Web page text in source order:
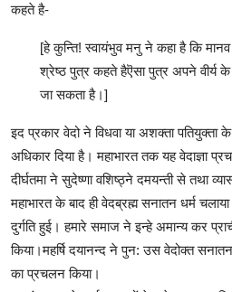
कहते है-
[हे कुन्ति! स्वायंभुव मनु ने कहा है कि
श्रेष्ठ पुत्र कहते हैऎसा पुत्र अपने वीर्य के
जा सकता है।]
इद प्रकार वेदो ने विधवा या अशक्ता पतियुक्ता
अधिकार दिया है। महाभारत तक यह वेदाज्ञा
दीर्घतमा ने सुदेष्णा वशिष्ठ्ने दमयन्ती से तथा
महाभारत के बाद ही वेदब्रह्म सनातन धर्म
दुर्गति हुई। हमारे समाज ने इन्हे अमान्य कर
किया।महर्षि दयानन्द ने पुन: उस वेदोक्त सनातन
का प्रचलन किया।